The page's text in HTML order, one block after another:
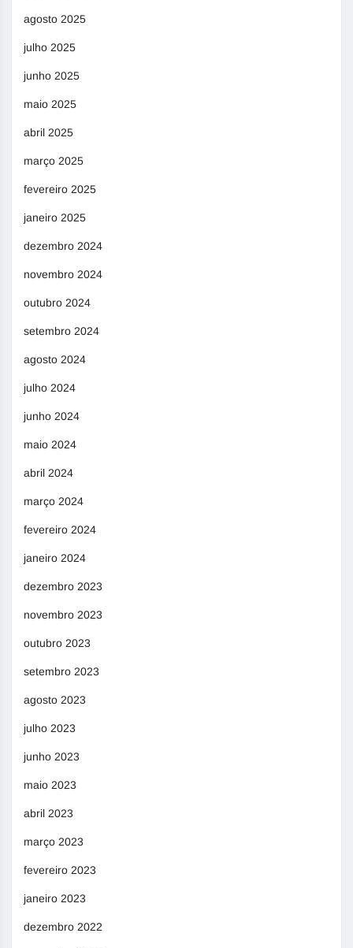
agosto 2025
julho 2025
junho 2025
maio 2025
abril 2025
março 2025
fevereiro 2025
janeiro 2025
dezembro 2024
novembro 2024
outubro 2024
setembro 2024
agosto 2024
julho 2024
junho 2024
maio 2024
abril 2024
março 2024
fevereiro 2024
janeiro 2024
dezembro 2023
novembro 2023
outubro 2023
setembro 2023
agosto 2023
julho 2023
junho 2023
maio 2023
abril 2023
março 2023
fevereiro 2023
janeiro 2023
dezembro 2022